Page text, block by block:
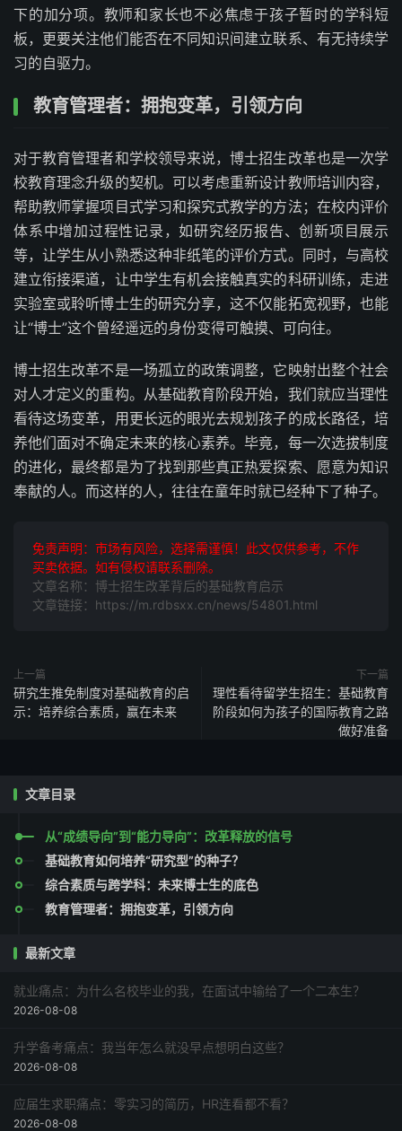
下的加分项。教师和家长也不必焦虑于孩子暂时的学科短
板，更要关注他们能否在不同知识间建立联系、有无持续学
习的自驱力。
教育管理者：拥抱变革，引领方向
对于教育管理者和学校领导来说，博士招生改革也是一次学
校教育理念升级的契机。可以考虑重新设计教师培训内容，
帮助教师掌握项目式学习和探究式教学的方法；在校内评价
体系中增加过程性记录，如研究经历报告、创新项目展示
等，让学生从小熟悉这种非纸笔的评价方式。同时，与高校
建立衔接渠道，让中学生有机会接触真实的科研训练，走进
实验室或聆听博士生的研究分享，这不仅能拓宽视野，也能
让“博士”这个曾经遥远的身份变得可触摸、可向往。
博士招生改革不是一场孤立的政策调整，它映射出整个社会
对人才定义的重构。从基础教育阶段开始，我们就应当理性
看待这场变革，用更长远的眼光去规划孩子的成长路径，培
养他们面对不确定未来的核心素养。毕竟，每一次选拔制度
的进化，最终都是为了找到那些真正热爱探索、愿意为知识
奉献的人。而这样的人，往往在童年时就已经种下了种子。
免责声明：市场有风险，选择需谨慎！此文仅供参考，不作
买卖依据。如有侵权请联系删除。
文章名称：博士招生改革背后的基础教育启示
文章链接：https://m.rdbsxx.cn/news/54801.html
上一篇
研究生推免制度对基础教育的启
示：培养综合素质，赢在未来
下一篇
理性看待留学生招生：基础教育
阶段如何为孩子的国际教育之路
做好准备
文章目录
从“成绩导向”到“能力导向”：改革释放的信号
基础教育如何培养“研究型”的种子？
综合素质与跨学科：未来博士生的底色
教育管理者：拥抱变革，引领方向
最新文章
就业痛点：为什么名校毕业的我，在面试中输给了一个二本生？
2026-08-08
升学备考痛点：我当年怎么就没早点想明白这些？
2026-08-08
应届生求职痛点：零实习的简历，HR连看都不看？
2026-08-08